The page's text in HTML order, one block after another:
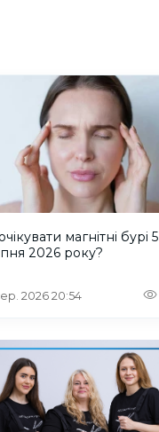
магнітні бурі 5
2026 року?
2026 20:54